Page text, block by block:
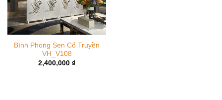
Bình Phong Sen Cổ Truyền
VH_V108
2,400,000 ₫